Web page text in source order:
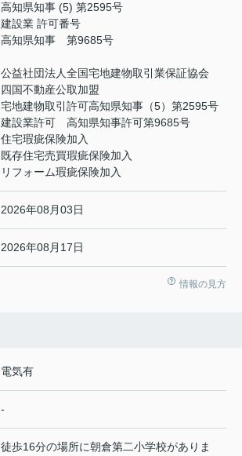
高知県知事 (5) 第2595号
建設業 許可番号
高知県知事 第9685号
公益社団法人全国宅地建物取引業保証協会
四国不動産公取加盟
宅地建物取引許可高知県知事（5）第2595号
建設業許可 高知県知事許可第9685号
住宅瑕疵保険加入
既存住宅売買瑕疵保険加入
リフォーム瑕疵保険加入
2026年08月03日
2026年08月17日
情報の見方
電気有
-
徒歩16分の場所に朝倉第二小学校がありま